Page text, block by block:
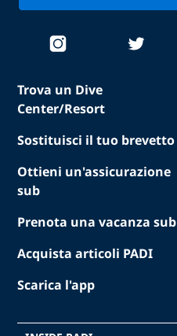
Trova un Dive
Center/Resort
Sostituisci il tuo brevetto
Ottieni un'assicurazione
sub
Prenota una vacanza sub
Acquista articoli PADI
Scarica l'app